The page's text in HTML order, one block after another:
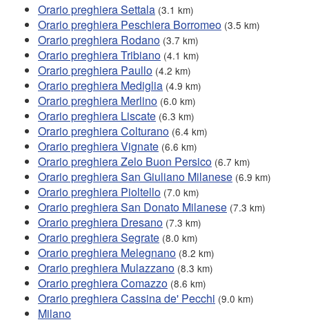
Orario preghiera Settala (3.1 km)
Orario preghiera Peschiera Borromeo (3.5 km)
Orario preghiera Rodano (3.7 km)
Orario preghiera Tribiano (4.1 km)
Orario preghiera Paullo (4.2 km)
Orario preghiera Mediglia (4.9 km)
Orario preghiera Merlino (6.0 km)
Orario preghiera Liscate (6.3 km)
Orario preghiera Colturano (6.4 km)
Orario preghiera Vignate (6.6 km)
Orario preghiera Zelo Buon Persico (6.7 km)
Orario preghiera San Giuliano Milanese (6.9 km)
Orario preghiera Pioltello (7.0 km)
Orario preghiera San Donato Milanese (7.3 km)
Orario preghiera Dresano (7.3 km)
Orario preghiera Segrate (8.0 km)
Orario preghiera Melegnano (8.2 km)
Orario preghiera Mulazzano (8.3 km)
Orario preghiera Comazzo (8.6 km)
Orario preghiera Cassina de' Pecchi (9.0 km)
Milano